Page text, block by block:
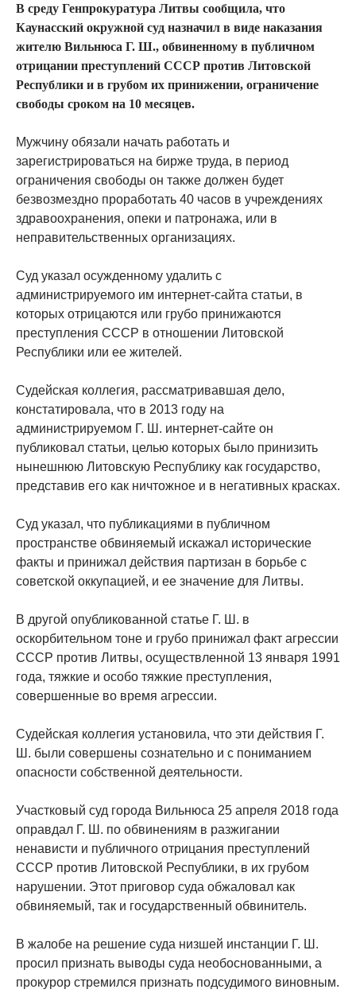
В среду Генпрокуратура Литвы сообщила, что
Каунасский окружной суд назначил в виде наказания
жителю Вильнюса Г. Ш., обвиненному в публичном
отрицании преступлений СССР против Литовской
Республики и в грубом их принижении, ограничение
свободы сроком на 10 месяцев.
Мужчину обязали начать работать и
зарегистрироваться на бирже труда, в период
ограничения свободы он также должен будет
безвозмездно проработать 40 часов в учреждениях
здравоохранения, опеки и патронажа, или в
неправительственных организациях.
Суд указал осужденному удалить с
администрируемого им интернет-сайта статьи, в
которых отрицаются или грубо принижаются
преступления СССР в отношении Литовской
Республики или ее жителей.
Судейская коллегия, рассматривавшая дело,
констатировала, что в 2013 году на
администрируемом Г. Ш. интернет-сайте он
публиковал статьи, целью которых было принизить
нынешнюю Литовскую Республику как государство,
представив его как ничтожное и в негативных красках.
Суд указал, что публикациями в публичном
пространстве обвиняемый искажал исторические
факты и принижал действия партизан в борьбе с
советской оккупацией, и ее значение для Литвы.
В другой опубликованной статье Г. Ш. в
оскорбительном тоне и грубо принижал факт агрессии
СССР против Литвы, осуществленной 13 января 1991
года, тяжкие и особо тяжкие преступления,
совершенные во время агрессии.
Судейская коллегия установила, что эти действия Г.
Ш. были совершены сознательно и с пониманием
опасности собственной деятельности.
Участковый суд города Вильнюса 25 апреля 2018 года
оправдал Г. Ш. по обвинениям в разжигании
ненависти и публичного отрицания преступлений
СССР против Литовской Республики, в их грубом
нарушении. Этот приговор суда обжаловал как
обвиняемый, так и государственный обвинитель.
В жалобе на решение суда низшей инстанции Г. Ш.
просил признать выводы суда необоснованными, а
прокурор стремился признать подсудимого виновным.